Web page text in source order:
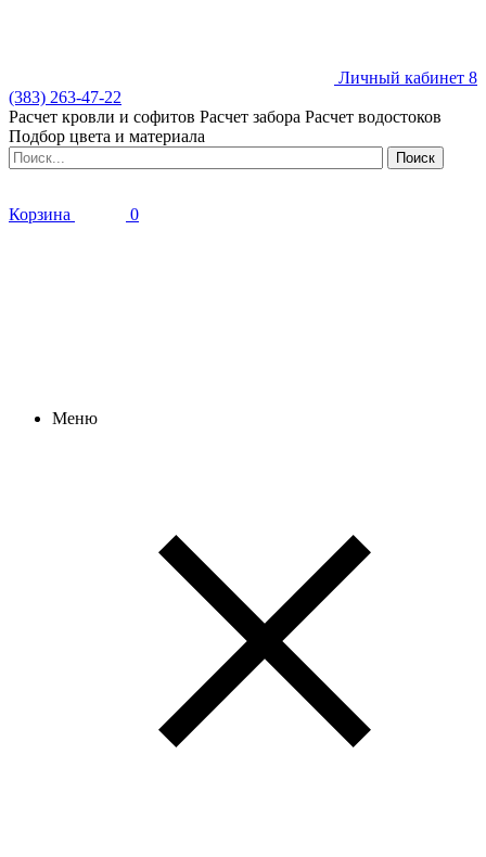
Личный кабинет 8
(383) 263-47-22
Расчет кровли и софитов Расчет забора Расчет водостоков
Подбор цвета и материала
Корзина 0
Меню